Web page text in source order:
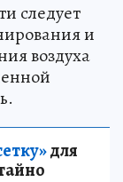
следует
и
воздуха
для